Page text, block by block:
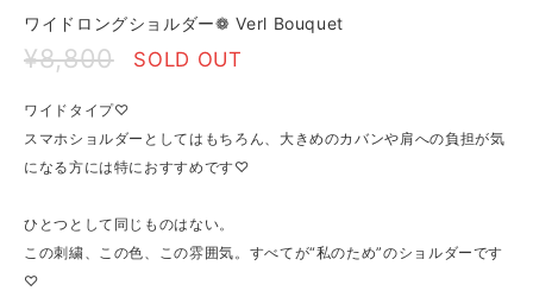
ワイドロングショルダー❁ Verl Bouquet
¥8,800 SOLD OUT
ワイドタイプ♡
スマホショルダーとしてはもちろん、大きめのカバンや肩への負担が気
になる方には特におすすめです♡
ひとつとして同じものはない。
この刺繍、この色、この雰囲気。すべてが“私のため”のショルダーです
♡